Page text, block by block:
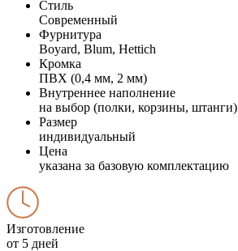
Стиль
Современный
Фурнитура
Boyard, Blum, Hettich
Кромка
ПВХ (0,4 мм, 2 мм)
Внутреннее наполнение
на выбор (полки, корзины, штанги)
Размер
индивидуальный
Цена
указана за базовую комплектацию
Изготовление
от 5 дней